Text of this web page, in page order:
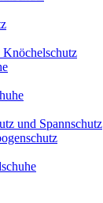
Knöchelschutz
und Spannschutz